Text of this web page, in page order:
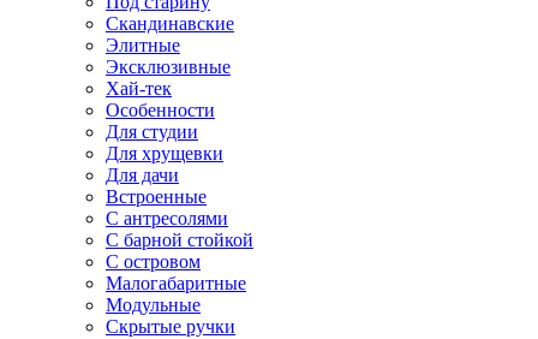
Скандинавские
Элитные
Эксклюзивные
Хай-тек
Особенности
Для студии
Для хрущевки
Для дачи
Встроенные
С антресолями
С барной стойкой
С островом
Малогабаритные
Модульные
Скрытые ручки